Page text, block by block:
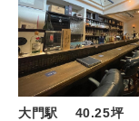
大門駅 40.25坪